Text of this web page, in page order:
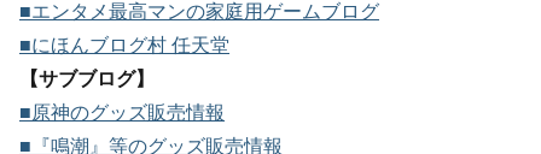
■エンタメ最高マンの家庭用ゲームブログ
■にほんブログ村 任天堂
【サブブログ】
■原神のグッズ販売情報
■『鳴潮』等のグッズ販売情報